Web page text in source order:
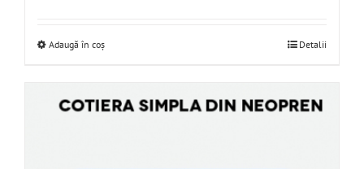
Adaugă în coș Detalii